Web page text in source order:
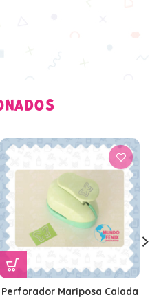
Perforador Mariposa Calada